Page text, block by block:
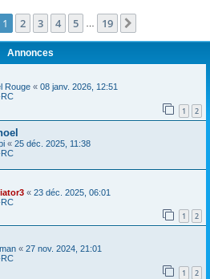
1sur19
1 2 3 4 5 19
Annonces
Rouge « 08 janv. 2026, 12:51
1 2
« 25 déc. 2025, 11:38
« 23 déc. 2025, 06:01
1 2
« 27 nov. 2024, 21:01
1 2